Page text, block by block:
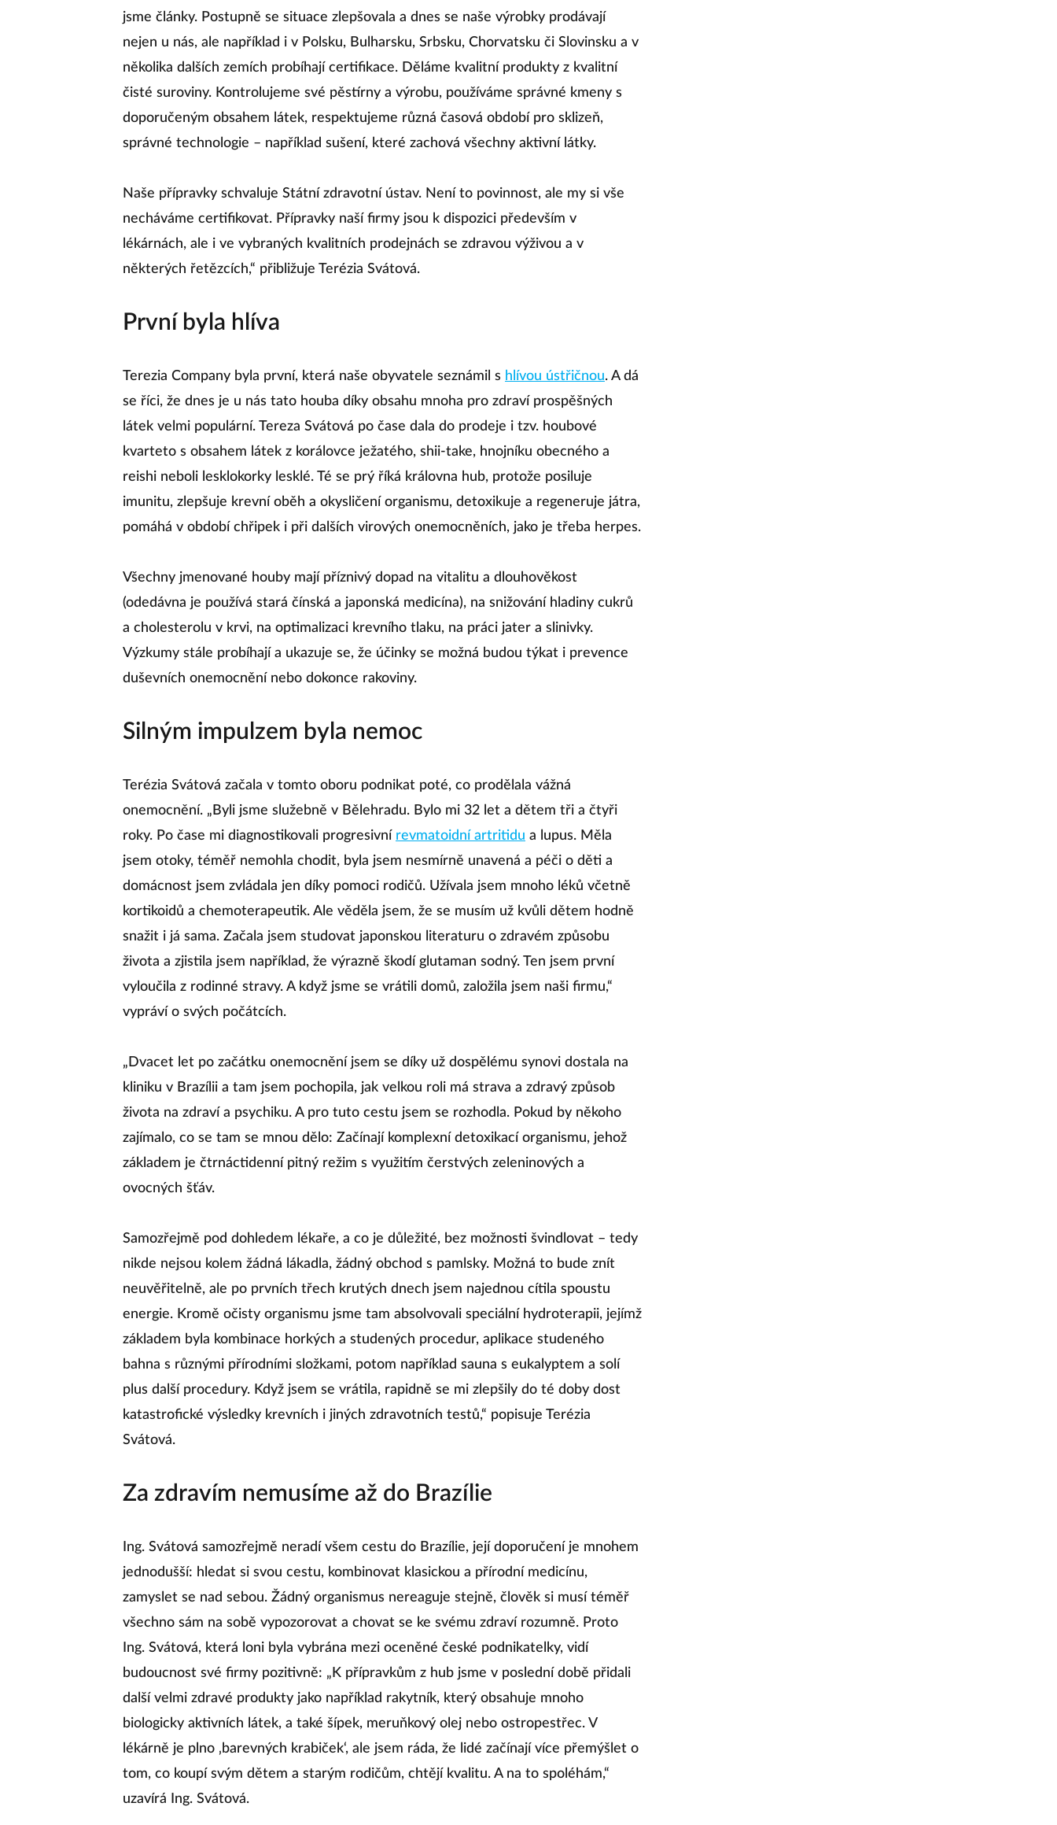
jsme články. Postupně se situace zlepšovala a dnes se naše výrobky prodávají
nejen u nás, ale například i v Polsku, Bulharsku, Srbsku, Chorvatsku či Slovinsku a v
několika dalších zemích probíhají certifikace. Děláme kvalitní produkty z kvalitní
čisté suroviny. Kontrolujeme své pěstírny a výrobu, používáme správné kmeny s
doporučeným obsahem látek, respektujeme různá časová období pro sklizeň,
správné technologie – například sušení, které zachová všechny aktivní látky.
Naše přípravky schvaluje Státní zdravotní ústav. Není to povinnost, ale my si vše
necháváme certifikovat. Přípravky naší firmy jsou k dispozici především v
lékárnách, ale i ve vybraných kvalitních prodejnách se zdravou výživou a v
některých řetězcích,“ přibližuje Terézia Svátová.
První byla hlíva
Terezia Company byla první, která naše obyvatele seznámil s hlívou ústřičnou. A dá
se říci, že dnes je u nás tato houba díky obsahu mnoha pro zdraví prospěšných
látek velmi populární. Tereza Svátová po čase dala do prodeje i tzv. houbové
kvarteto s obsahem látek z korálovce ježatého, shii-take, hnojníku obecného a
reishi neboli lesklokorky lesklé. Té se prý říká královna hub, protože posiluje
imunitu, zlepšuje krevní oběh a okysličení organismu, detoxikuje a regeneruje játra,
pomáhá v období chřipek i při dalších virových onemocněních, jako je třeba herpes.
Všechny jmenované houby mají příznivý dopad na vitalitu a dlouhověkost
(odedávna je používá stará čínská a japonská medicína), na snižování hladiny cukrů
a cholesterolu v krvi, na optimalizaci krevního tlaku, na práci jater a slinivky.
Výzkumy stále probíhají a ukazuje se, že účinky se možná budou týkat i prevence
duševních onemocnění nebo dokonce rakoviny.
Silným impulzem byla nemoc
Terézia Svátová začala v tomto oboru podnikat poté, co prodělala vážná
onemocnění. „Byli jsme služebně v Bělehradu. Bylo mi 32 let a dětem tři a čtyři
roky. Po čase mi diagnostikovali progresivní revmatoidní artritidu a lupus. Měla
jsem otoky, téměř nemohla chodit, byla jsem nesmírně unavená a péči o děti a
domácnost jsem zvládala jen díky pomoci rodičů. Užívala jsem mnoho léků včetně
kortikoidů a chemoterapeutik. Ale věděla jsem, že se musím už kvůli dětem hodně
snažit i já sama. Začala jsem studovat japonskou literaturu o zdravém způsobu
života a zjistila jsem například, že výrazně škodí glutaman sodný. Ten jsem první
vyloučila z rodinné stravy. A když jsme se vrátili domů, založila jsem naši firmu,“
vypráví o svých počátcích.
„Dvacet let po začátku onemocnění jsem se díky už dospělému synovi dostala na
kliniku v Brazílii a tam jsem pochopila, jak velkou roli má strava a zdravý způsob
života na zdraví a psychiku. A pro tuto cestu jsem se rozhodla. Pokud by někoho
zajímalo, co se tam se mnou dělo: Začínají komplexní detoxikací organismu, jehož
základem je čtrnáctidenní pitný režim s využitím čerstvých zeleninových a
ovocných šťáv.
Samozřejmě pod dohledem lékaře, a co je důležité, bez možnosti švindlovat – tedy
nikde nejsou kolem žádná lákadla, žádný obchod s pamlsky. Možná to bude znít
neuvěřitelně, ale po prvních třech krutých dnech jsem najednou cítila spoustu
energie. Kromě očisty organismu jsme tam absolvovali speciální hydroterapii, jejímž
základem byla kombinace horkých a studených procedur, aplikace studeného
bahna s různými přírodními složkami, potom například sauna s eukalyptem a solí
plus další procedury. Když jsem se vrátila, rapidně se mi zlepšily do té doby dost
katastrofické výsledky krevních i jiných zdravotních testů,“ popisuje Terézia
Svátová.
Za zdravím nemusíme až do Brazílie
Ing. Svátová samozřejmě neradí všem cestu do Brazílie, její doporučení je mnohem
jednodušší: hledat si svou cestu, kombinovat klasickou a přírodní medicínu,
zamyslet se nad sebou. Žádný organismus nereaguje stejně, člověk si musí téměř
všechno sám na sobě vypozorovat a chovat se ke svému zdraví rozumně. Proto
Ing. Svátová, která loni byla vybrána mezi oceněné české podnikatelky, vidí
budoucnost své firmy pozitivně: „K přípravkům z hub jsme v poslední době přidali
další velmi zdravé produkty jako například rakytník, který obsahuje mnoho
biologicky aktivních látek, a také šípek, meruňkový olej nebo ostropestřec. V
lékárně je plno ‚barevných krabiček‘, ale jsem ráda, že lidé začínají více přemýšlet o
tom, co koupí svým dětem a starým rodičům, chtějí kvalitu. A na to spoléhám,“
uzavírá Ing. Svátová.